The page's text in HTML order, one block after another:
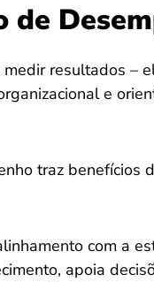
de
resultados –
e
traz benefícios
com a
apoia